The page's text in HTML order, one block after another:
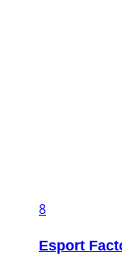
8
Esport